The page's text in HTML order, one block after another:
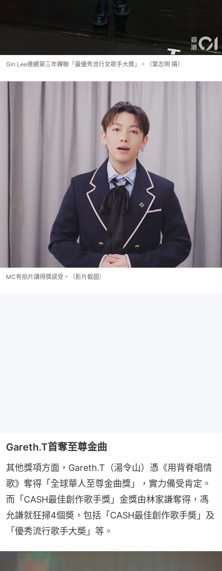
Gin Lee連續第三年蟬聯「最優秀流行女歌手大獎」。（葉志明 攝）
MC有拍片講得獎感受。（影片截圖）
Gareth.T首奪至尊金曲
其他獎項方面，Gareth.T（湯令山）憑《用背脊唱情
歌》奪得「全球華人至尊金曲獎」，實力備受肯定。
而「CASH最佳創作歌手獎」金獎由林家謙奪得，馮
允謙就狂掃4個奬，包括「CASH最佳創作歌手奬」及
「優秀流行歌手大奬」等。